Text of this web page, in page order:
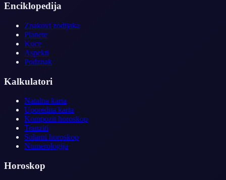
Enciklopedija
Znakovi zodijaka
Planete
Kuce
Aspekti
Podznak
Kalkulatori
Natalna karta
Uporedna karta
Kompozit horoskop
Tranziti
Solarni horoskop
Numerologija
Horoskop